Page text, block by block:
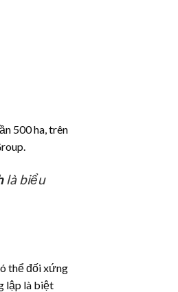
500 ha, trên
là biểu
thể đối xứng
lập là biệt